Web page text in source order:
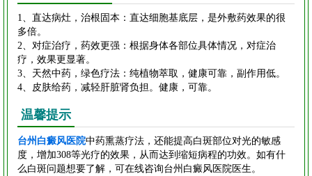
1、直达病灶，治根固本：直达细胞基底层，是外敷药效果的很
多倍。
2、对症治疗，药效更强：根据身体各部位具体情况，对症治
疗，效果更显著。
3、天然中药，绿色疗法：纯植物萃取，健康可靠，副作用低。
4、皮肤给药，减轻肝脏肾负担。健康，可靠。
温馨提示
台州白癜风医院中药熏蒸疗法，还能提高白斑部位对光的敏感
度，增加308等光疗的效果，从而达到缩短病程的功效。如有什
么白斑问题想要了解，可在线咨询台州白癜风医院医生。